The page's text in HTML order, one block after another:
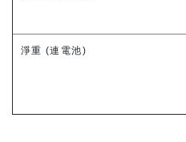
淨重 (連電池)